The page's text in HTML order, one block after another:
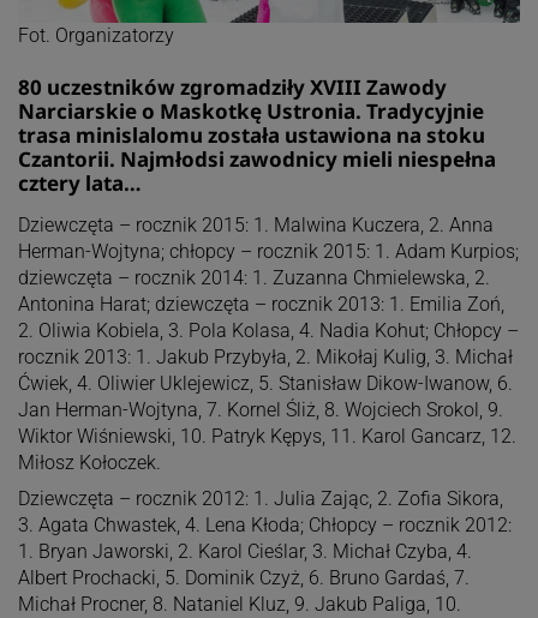
Fot. Organizatorzy
80 uczestników zgromadziły XVIII Zawody
Narciarskie o Maskotkę Ustronia. Tradycyjnie
trasa minislalomu została ustawiona na stoku
Czantorii. Najmłodsi zawodnicy mieli niespełna
cztery lata…
Dziewczęta – rocznik 2015: 1. Malwina Kuczera, 2. Anna
Herman-Wojtyna; chłopcy – rocznik 2015: 1. Adam Kurpios;
dziewczęta – rocznik 2014: 1. Zuzanna Chmielewska, 2.
Antonina Harat; dziewczęta – rocznik 2013: 1. Emilia Zoń,
2. Oliwia Kobiela, 3. Pola Kolasa, 4. Nadia Kohut; Chłopcy –
rocznik 2013: 1. Jakub Przybyła, 2. Mikołaj Kulig, 3. Michał
Ćwiek, 4. Oliwier Uklejewicz, 5. Stanisław Dikow-Iwanow, 6.
Jan Herman-Wojtyna, 7. Kornel Śliż, 8. Wojciech Srokol, 9.
Wiktor Wiśniewski, 10. Patryk Kępys, 11. Karol Gancarz, 12.
Miłosz Kołoczek.
Dziewczęta – rocznik 2012: 1. Julia Zając, 2. Zofia Sikora,
3. Agata Chwastek, 4. Lena Kłoda; Chłopcy – rocznik 2012:
1. Bryan Jaworski, 2. Karol Cieślar, 3. Michał Czyba, 4.
Albert Prochacki, 5. Dominik Czyż, 6. Bruno Gardaś, 7.
Michał Procner, 8. Nataniel Kluz, 9. Jakub Paliga, 10.